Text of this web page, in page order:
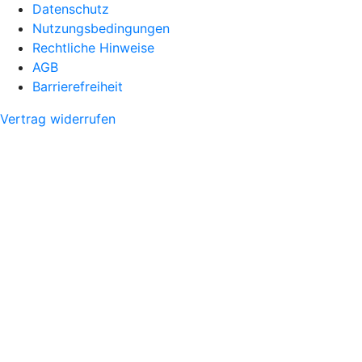
Datenschutz
Nutzungsbedingungen
Rechtliche Hinweise
AGB
Barrierefreiheit
Vertrag widerrufen